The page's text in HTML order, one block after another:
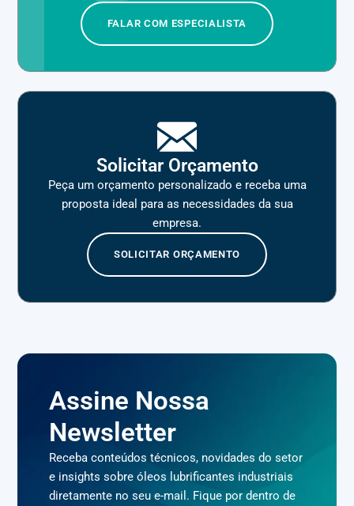
FALAR COM ESPECIALISTA
Solicitar Orçamento
Peça um orçamento personalizado e receba uma
proposta ideal para as necessidades da sua
empresa.
SOLICITAR ORÇAMENTO
Assine Nossa
Newsletter
Receba conteúdos técnicos, novidades do setor
e insights sobre óleos lubrificantes industriais
diretamente no seu e-mail. Fique por dentro de